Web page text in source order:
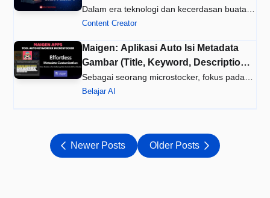
kata/Deskripsi
Dalam era teknologi dan kecerdasan buatan,
kreativitas tak lagi terbat…
Content Creator
Maigen: Aplikasi Auto Isi Metadata
Gambar (Title, Keyword, Description)
Microstocker
Sebagai seorang microstocker, fokus pada
kualitas aset terutama bagian…
Belajar AI
Newer Posts Older Posts